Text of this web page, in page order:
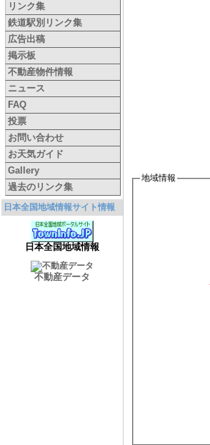
リンク集
鉄道駅別リンク集
広告出稿
掲示板
不動産物件情報
ニュース
FAQ
投票
お問い合わせ
お天気ガイド
Gallery
過去のリンク集
日本全国地域情報サイト情報
日本全国地域情報
不動産データ
地域情報